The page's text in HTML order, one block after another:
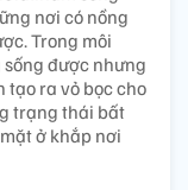
nơi có nồng
Trong môi
được nhưng
tạo ra vỏ bọc cho
trạng thái bất
ở khắp nơi